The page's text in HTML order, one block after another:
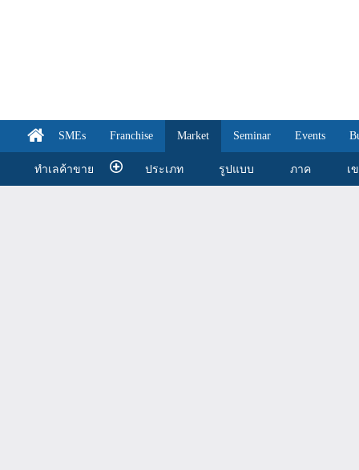
SMEs Franchise Market Seminar Events
ทำเลค้าขาย ประเภท รูปแบบ ภาค เ